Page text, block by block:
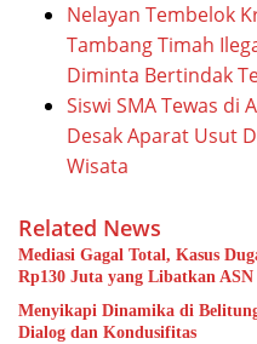
Nelayan Tembelok
Tambang Timah
Diminta Bertindak
Siswi SMA Tewas di
Desak Aparat Usut
Wisata
Related News
Mediasi Gagal Total, Kasus
Rp130 Juta yang Libatkan ASN
Menyikapi Dinamika di
Dialog dan Kondusifitas